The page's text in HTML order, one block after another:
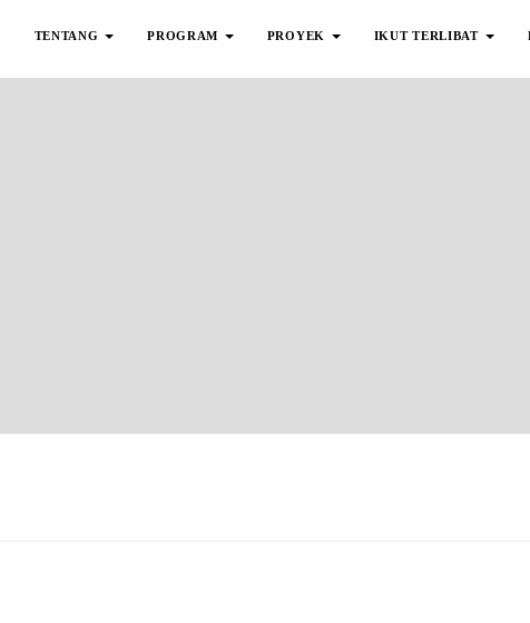
TENTANG PROGRAM PROYEK IKUT TERLIBAT